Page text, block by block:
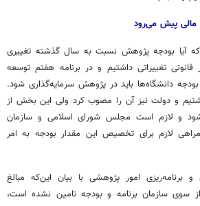
مالی پیش می‌رود
آیا بودجه پژوهش نسبت به سال گذشته تغییری
تغییراتی داشتیم و در برنامه هفتم توسعه
۱۵ درصد از بودجه دانشگاه‌ها باید در پژوهش سرمایه‌گذاری شود.
و دولت نیز آن را مصوب کرد ولی این بخش از
شود و لازم است مجلس شورای اسلامی و سازمان
لازم برای تخصیص این مقدار بودجه به امر
برنامه‌ریزی امور پژوهشی با بیان این‌که مبالغ
سوی سازمان برنامه و بودجه تامین نشده است،